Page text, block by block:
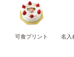
可食プリント
名入